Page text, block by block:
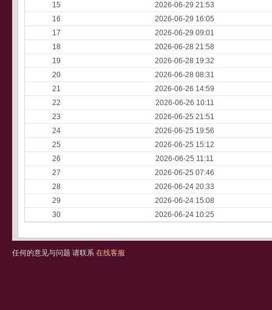
15
2026-06-29 21:53
16
2026-06-29 16:05
17
2026-06-29 09:01
18
2026-06-28 21:58
19
2026-06-28 19:32
20
2026-06-28 08:31
21
2026-06-26 14:59
22
2026-06-26 10:11
23
2026-06-25 21:51
24
2026-06-25 19:56
25
2026-06-25 15:12
26
2026-06-25 11:11
27
2026-06-25 07:46
28
2026-06-24 20:33
29
2026-06-24 15:08
30
2026-06-24 10:25
任何的意见与问题 请联系 在线客服